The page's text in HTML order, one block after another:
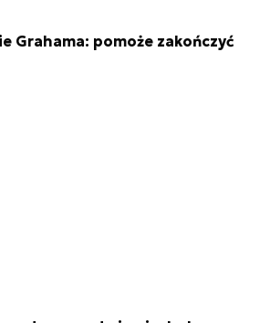
Grahama: pomoże zakończyć